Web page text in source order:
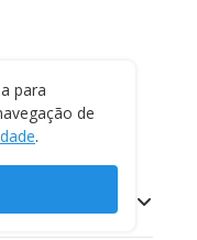
para
de
.